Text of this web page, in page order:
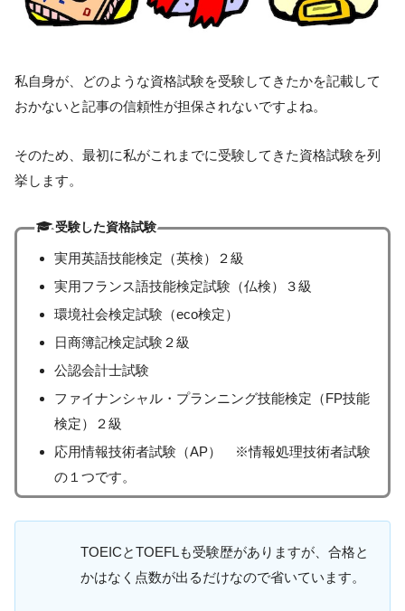
私自身が、どのような資格試験を受験してきたかを記載して
おかないと記事の信頼性が担保されないですよね。
そのため、最初に私がこれまでに受験してきた資格試験を列
挙します。
受験した資格試験
実用英語技能検定（英検）２級
実用フランス語技能検定試験（仏検）３級
環境社会検定試験（eco検定）
日商簿記検定試験２級
公認会計士試験
ファイナンシャル・プランニング技能検定（FP技能
検定）２級
応用情報技術者試験（AP） ※情報処理技術者試験
の１つです。
TOEICとTOEFLも受験歴がありますが、合格と
かはなく点数が出るだけなので省いています。